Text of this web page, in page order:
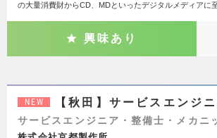
の大量消費財からCD、MDといったデジタルメディアに
興味あり
NEW 【秋田】サービスエンジ
サービスエンジニア・整備士・メカニ